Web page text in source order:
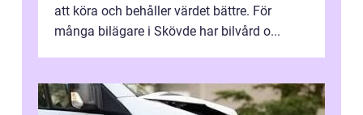
att köra och behåller värdet bättre. För
många bilägare i Skövde har bilvård o...